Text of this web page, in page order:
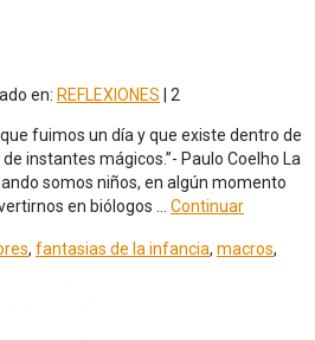
en: REFLEXIONES 2
fuimos un día y que existe dentro de
instantes mágicos.”- Paulo Coelho La
somos niños, en algún momento
en biólogos … Continuar
, fantasias de la infancia, macros,